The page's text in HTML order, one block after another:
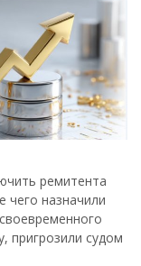
ремитента
чего назначили
пригрозили судом